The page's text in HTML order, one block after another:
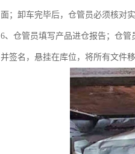
面；卸车完毕后，仓管员必须核对
6、仓管员填写产品进仓报告；仓
并签名，悬挂在库位，将所有文件移